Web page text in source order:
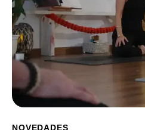
NOVEDADES